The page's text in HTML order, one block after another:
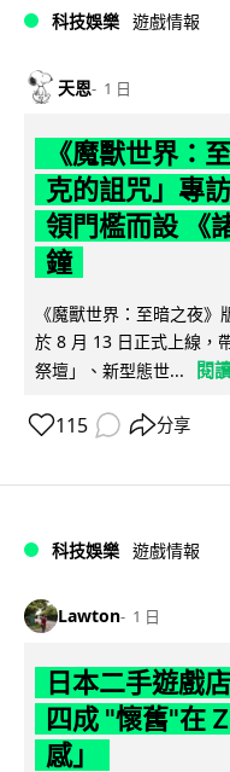
科技娛樂 遊戲情報
天恩 1 日
《魔獸世界：
克的詛咒」專
領門檻而設 《
鐘
《魔獸世界：至暗之夜
於 8 月 13 日正式上線，
祭壇」、新型態世...
閱
115 分享
科技娛樂 遊戲情報
Lawton 1 日
日本二手遊戲
四成 "懷舊"在
感」